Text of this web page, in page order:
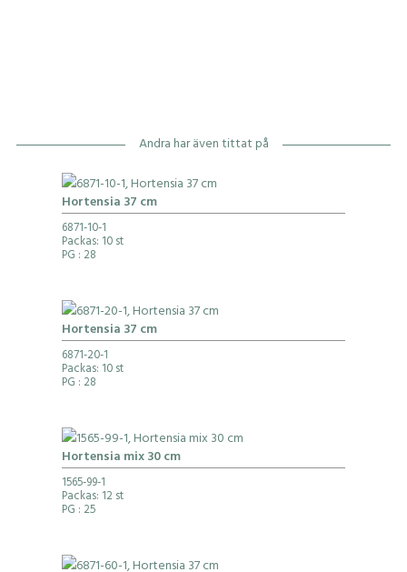
Andra har även tittat på
Hortensia 37 cm
6871-10-1
Packas: 10 st
PG : 28
Hortensia 37 cm
6871-20-1
Packas: 10 st
PG : 28
Hortensia mix 30 cm
1565-99-1
Packas: 12 st
PG : 25